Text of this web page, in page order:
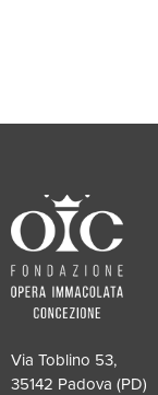
Via Toblino 53,
35142 Padova (PD)